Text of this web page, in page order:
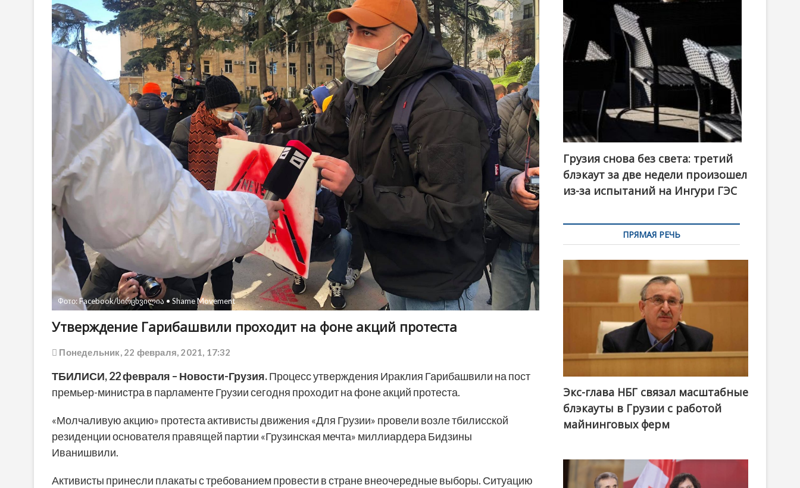
Фото: Facebook/სირცხვილია • Shame Movement
Утверждение Гарибашвили проходит на фоне акций протеста
Понедельник, 22 февраля, 2021, 17:32
ТБИЛИСИ,22 февраля – Новости-Грузия.Процесс утверждения Ираклия Гарибашвили на пост
премьер-министра в парламенте Грузии сегодня проходит на фоне акций протеста.
«Молчаливую акцию» протеста активисты движения «Для Грузии» провели возле тбилисской
резиденции основателя правящей партии «Грузинская мечта» миллиардера Бидзины
Иванишвили.
Активисты принесли плакаты с требованием провести в стране внеочередные выборы. Ситуацию
Грузия снова без света: третий
блэкаут за две недели произошел
из-за испытаний на Ингури ГЭС
ПРЯМАЯ РЕЧЬ
Экс-глава НБГ связал масштабные
блэкауты в Грузии с работой
майнинговых ферм